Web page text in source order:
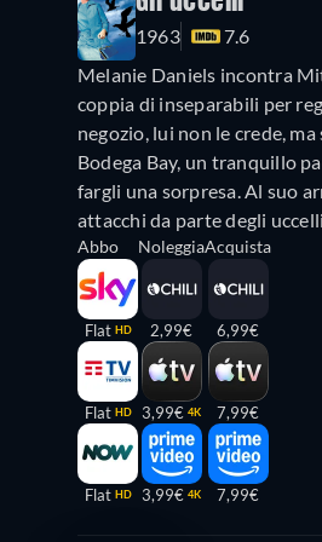
1963
7.6
Melanie Daniels incontra
coppia di inseparabili per
negozio, lui non le crede,
Bodega Bay, un tranquillo
fargli una sorpresa. Al suo
attacchi da parte degli
Abbo
Flat HD
Flat HD
Flat HD
Noleggia
2,99€
3,99€ 4K
3,99€ 4K
Acquista
6,99€
7,99€
7,99€